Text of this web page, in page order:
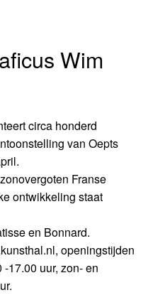
Wim
circa honderd
van Oepts
Franse
ontwikkeling staat
en Bonnard.
openingstijden
17.00 uur, zon- en